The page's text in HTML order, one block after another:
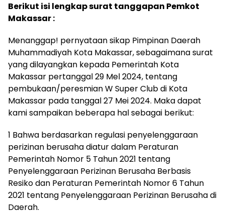
Berikut isi lengkap surat tanggapan Pemkot
Makassar :
Menanggap! pernyataan sikap Pimpinan Daerah
Muhammadiyah Kota Makassar, sebagaimana surat
yang dilayangkan kepada Pemerintah Kota
Makassar pertanggal 29 Mel 2024, tentang
pembukaan/peresmian W Super Club di Kota
Makassar pada tanggal 27 Mei 2024. Maka dapat
kami sampaikan beberapa hal sebagai berikut:
1 Bahwa berdasarkan regulasi penyelenggaraan
perizinan berusaha diatur dalam Peraturan
Pemerintah Nomor 5 Tahun 2021 tentang
Penyelenggaraan Perizinan Berusaha Berbasis
Resiko dan Peraturan Pemerintah Nomor 6 Tahun
2021 tentang Penyelenggaraan Perizinan Berusaha di
Daerah.